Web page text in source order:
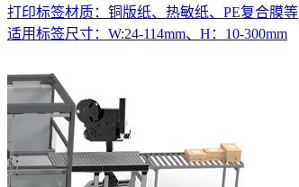
打印标签材质：铜版纸、热敏纸、PE复合膜等
适用标签尺寸：W:24-114mm、H：10-300mm